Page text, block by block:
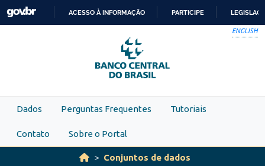
Skip to main content
PARA
O
CONTEÚDO
ACESSO À INFORMAÇÃO PARTICIPE
ENGLISH
Dados Perguntas Frequentes Tutoriais
Contato Sobre o Portal
Conjuntos de dados